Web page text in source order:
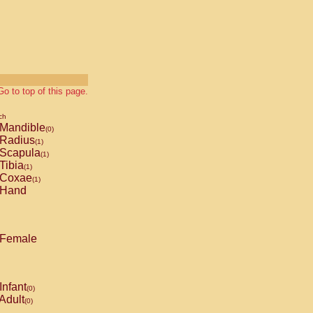
to top of this page.
Mandible(0)
Radius(1)
Scapula(1)
Tibia(1)
Coxae(1)
Hand
Female
Infant(0)
(0)